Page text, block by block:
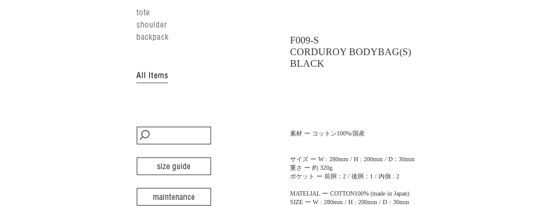
F009-S
CORDUROY BODYBAG(S)
BLACK
素材 ー コットン100%/国産
サイズ ー W : 280mm / H : 200mm / D：30mm
重さ ー 約 320g
ポケット ー 前胴：2 / 後胴：1 / 内側 : 2
MATELIAL ー COTTON100% (made in Japan)
SIZE ー W : 280mm / H : 200mm / D：30mm